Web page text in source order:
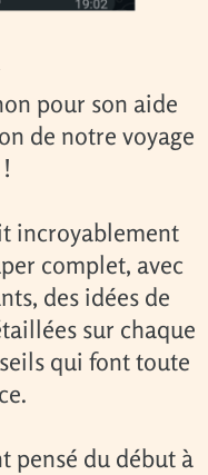
pour son aide
de notre voyage
incroyablement
complet, avec
des idées de
sur chaque
qui font toute
pensé du début à